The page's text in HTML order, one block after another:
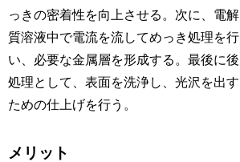
っきの密着性を向上させる。次に、電解
質溶液中で電流を流してめっき処理を行
い、必要な金属層を形成する。最後に後
処理として、表面を洗浄し、光沢を出す
ための仕上げを行う。
メリット